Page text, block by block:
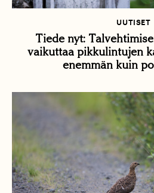
UUTISET
Tiede nyt:
vaikuttaa pikkulintujen
enemmän kuin